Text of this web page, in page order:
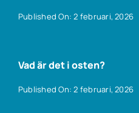
Published On: 2 februari, 2026
Vad är det i osten?
Published On: 2 februari, 2026